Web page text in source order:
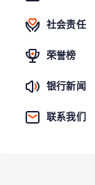
社会责任
荣誉榜
银行新闻
联系我们